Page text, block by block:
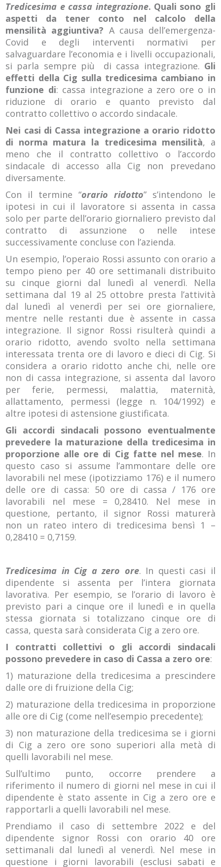
Tredicesima e cassa integrazione. Quali sono gli
aspetti da tener conto nel calcolo della
mensilità aggiuntiva? A causa dell’emergenza-
Covid e degli interventi normativi per
salvaguardare l’economia e i livelli occupazionali,
si parla sempre più di cassa integrazione. Gli
effetti della Cig sulla tredicesima cambiano in
funzione di: cassa integrazione a zero ore o in
riduzione di orario e quanto previsto dal
contratto collettivo o accordo sindacale.
Nei casi di Cassa integrazione a orario ridotto
di norma matura la tredicesima mensilità, a
meno che il contratto collettivo o l’accordo
sindacale di accesso alla Cig non prevedano
diversamente.
Con il termine “orario ridotto” s’intendono le
ipotesi in cui il lavoratore si assenta in cassa
solo per parte dell’orario giornaliero previsto dal
contratto di assunzione o nelle intese
successivamente concluse con l’azienda.
Un esempio, l’operaio Rossi assunto con orario a
tempo pieno per 40 ore settimanali distribuito
su cinque giorni dal lunedì al venerdì. Nella
settimana dal 19 al 25 ottobre presta l’attività
dal lunedì al venerdì per sei ore giornaliere,
mentre nelle restanti due è assente in cassa
integrazione. Il signor Rossi risulterà quindi a
orario ridotto, avendo svolto nella settimana
interessata trenta ore di lavoro e dieci di Cig. Si
considera a orario ridotto anche chi, nelle ore
non di cassa integrazione, si assenta dal lavoro
per ferie, permessi, malattia, maternità,
allattamento, permessi (legge n. 104/1992) e
altre ipotesi di astensione giustificata.
Gli accordi sindacali possono eventualmente
prevedere la maturazione della tredicesima in
proporzione alle ore di Cig fatte nel mese. In
questo caso si assume l’ammontare delle ore
lavorabili nel mese (ipotizziamo 176) e il numero
delle ore di cassa: 50 ore di cassa / 176 ore
lavorabili nel mese = 0,28410. Nel mese in
questione, pertanto, il signor Rossi maturerà
non un rateo intero di tredicesima bensì 1 –
0,28410 = 0,7159.
Tredicesima in Cig a zero ore. In questi casi il
dipendente si assenta per l’intera giornata
lavorativa. Per esempio, se l’orario di lavoro è
previsto pari a cinque ore il lunedì e in quella
stessa giornata si totalizzano cinque ore di
cassa, questa sarà considerata Cig a zero ore.
I contratti collettivi o gli accordi sindacali
possono prevedere in caso di Cassa a zero ore:
1) maturazione della tredicesima a prescindere
dalle ore di fruizione della Cig;
2) maturazione della tredicesima in proporzione
alle ore di Cig (come nell’esempio precedente);
3) non maturazione della tredicesima se i giorni
di Cig a zero ore sono superiori alla metà di
quelli lavorabili nel mese.
Sull’ultimo punto, occorre prendere a
riferimento il numero di giorni nel mese in cui il
dipendente è stato assente in Cig a zero ore e
rapportarli a quelli lavorabili nel mese.
Prendiamo il caso di settembre 2022 e del
dipendente signor Rossi con orario 40 ore
settimanali dal lunedì al venerdì. Nel mese in
questione i giorni lavorabili (esclusi sabati e